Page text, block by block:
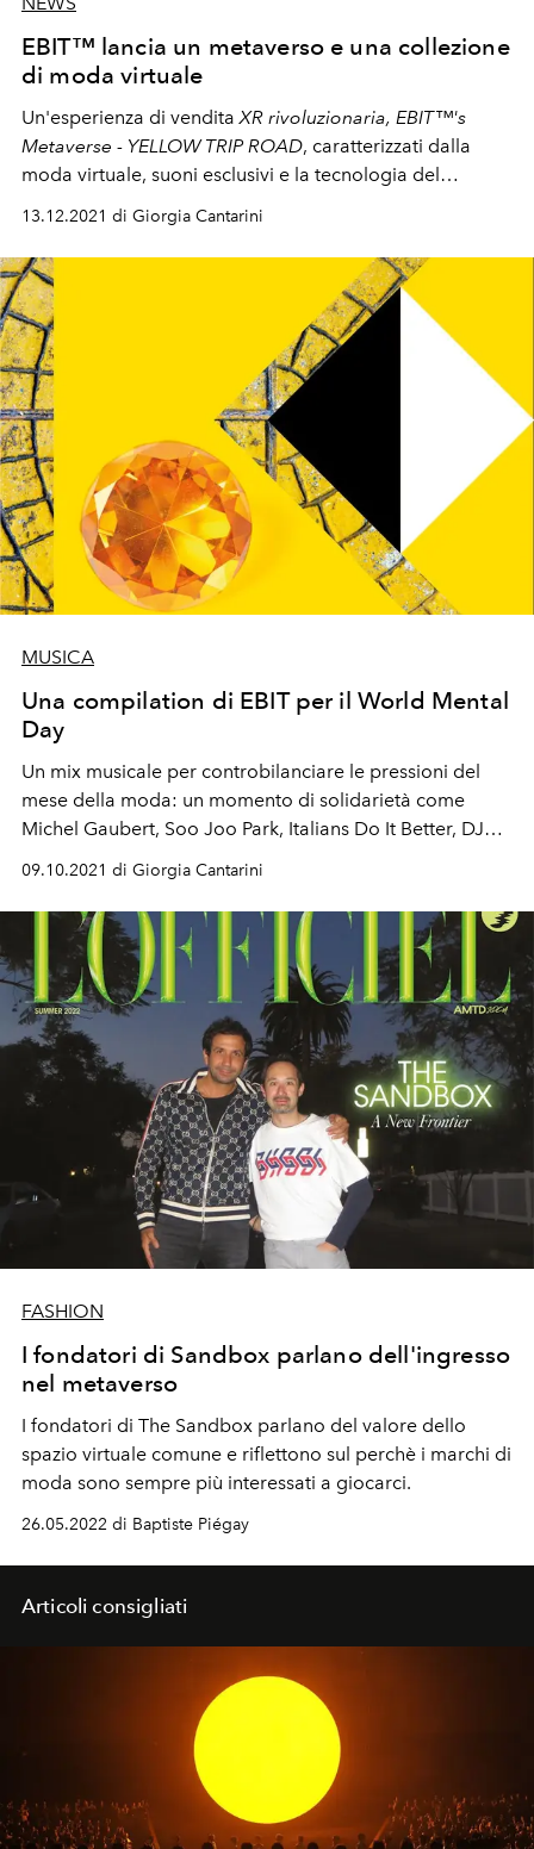
EBIT™ lancia un metaverso e una collezione
di moda virtuale
Un'esperienza di venditaXR rivoluzionaria, EBIT™'s
Metaverse - YELLOW TRIP ROAD, caratterizzati dalla
moda virtuale, suoni esclusivi e la tecnologia del
gaming: il tutto si combina
consapevolezza per la salute mentale fino al 15
dicembre
13.12.2021 di Giorgia Cantarini
MUSICA
Una compilation di EBIT per il World Mental
Day
Un mix musicale per controbilanciare le pressioni del
mese della moda: un momento di solidarietà come
Michel Gaubert, Soo Joo Park, Italians Do It Better, DJ
John Digweed, M/M (Paris) e il team EBIT™ insieme per
la Giornata Mondiale della Salute Mentale 2021
09.10.2021 di Giorgia Cantarini
FASHION
I fondatori di Sandbox parlano dell'ingresso
nel metaverso
I fondatori di The Sandbox parlano del valore dello
spazio virtuale comune e riflettono sul perchè i marchi di
moda sono sempre più interessati a giocarci.
26.05.2022 di Baptiste Piégay
Articoli consigliati